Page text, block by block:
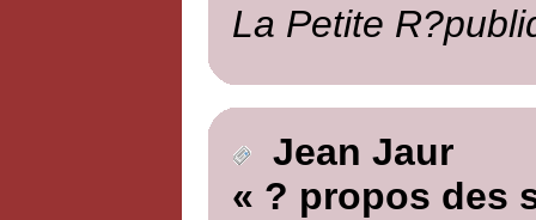
La Petite
Jean Jaur
« ? propos des